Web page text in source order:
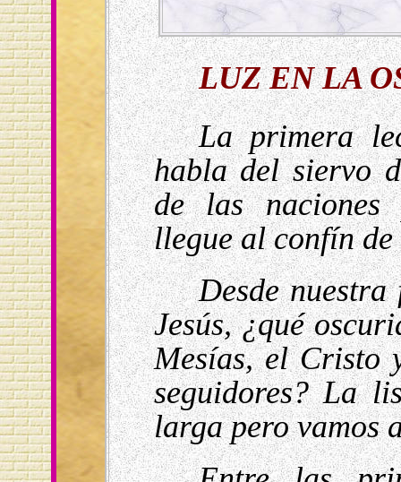
LUZ EN LA
La primera
habla del siervo
de las
llegue al confín
Desde nuestra
Jesús, ¿qué
Mesías, el Cristo
seguidores? La
larga pero vamos